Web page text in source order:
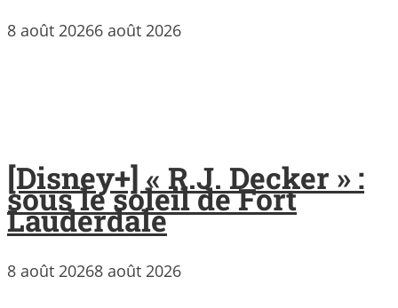
8 août 20266 août 2026
[Disney+] « R.J. Decker » :
sous le soleil de Fort
Lauderdale
8 août 20268 août 2026